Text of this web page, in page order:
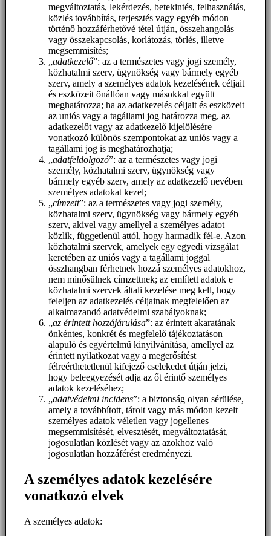
megváltoztatás, lekérdezés, betekintés, felhasználás,
közlés továbbítás, terjesztés vagy egyéb módon
történő hozzáférhetővé tétel útján, összehangolás
vagy összekapcsolás, korlátozás, törlés, illetve
megsemmisítés;
„adatkezelő”: az a természetes vagy jogi személy,
közhatalmi szerv, ügynökség vagy bármely egyéb
szerv, amely a személyes adatok kezelésének céljait
és eszközeit önállóan vagy másokkal együtt
meghatározza; ha az adatkezelés céljait és eszközeit
az uniós vagy a tagállami jog határozza meg, az
adatkezelőt vagy az adatkezelő kijelölésére
vonatkozó különös szempontokat az uniós vagy a
tagállami jog is meghatározhatja;
„adatfeldolgozó”: az a természetes vagy jogi
személy, közhatalmi szerv, ügynökség vagy
bármely egyéb szerv, amely az adatkezelő nevében
személyes adatokat kezel;
„címzett”: az a természetes vagy jogi személy,
közhatalmi szerv, ügynökség vagy bármely egyéb
szerv, akivel vagy amellyel a személyes adatot
közlik, függetlenül attól, hogy harmadik fél-e. Azon
közhatalmi szervek, amelyek egy egyedi vizsgálat
keretében az uniós vagy a tagállami joggal
összhangban férhetnek hozzá személyes adatokhoz,
nem minősülnek címzettnek; az említett adatok e
közhatalmi szervek általi kezelése meg kell, hogy
feleljen az adatkezelés céljainak megfelelően az
alkalmazandó adatvédelmi szabályoknak;
„az érintett hozzájárulása”: az érintett akaratának
önkéntes, konkrét és megfelelő tájékoztatáson
alapuló és egyértelmű kinyilvánítása, amellyel az
érintett nyilatkozat vagy a megerősítést
félreérthetetlenül kifejező cselekedet útján jelzi,
hogy beleegyezését adja az őt érintő személyes
adatok kezeléséhez;
„adatvédelmi incidens”: a biztonság olyan sérülése,
amely a továbbított, tárolt vagy más módon kezelt
személyes adatok véletlen vagy jogellenes
megsemmisítését, elvesztését, megváltoztatását,
jogosulatlan közlését vagy az azokhoz való
jogosulatlan hozzáférést eredményezi.
A személyes adatok kezelésére
vonatkozó elvek
A személyes adatok: